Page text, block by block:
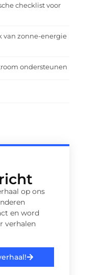
checklist voor
van zonne-energie
ondersteunen
op ons
en word
verhalen